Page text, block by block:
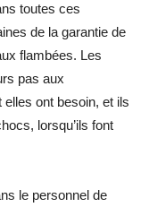
toutes ces
de la garantie de
flambées. Les
pas aux
ont besoin, et ils
lorsqu’ils font
le personnel de